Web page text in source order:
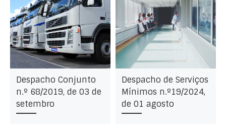
Despacho Conjunto
n.º 68/2019, de 03 de
setembro
Despacho de Serviços
Mínimos n.º19/2024,
de 01 agosto